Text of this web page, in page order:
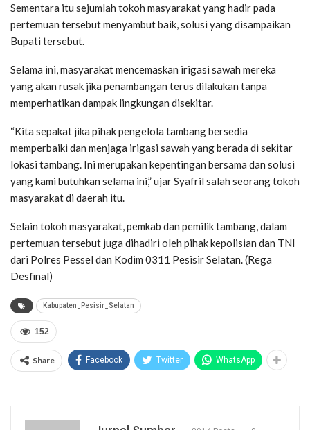
Sementara itu sejumlah tokoh masyarakat yang hadir pada
pertemuan tersebut menyambut baik, solusi yang disampaikan
Bupati tersebut.
Selama ini, masyarakat mencemaskan irigasi sawah mereka
yang akan rusak jika penambangan terus dilakukan tanpa
memperhatikan dampak lingkungan disekitar.
“Kita sepakat jika pihak pengelola tambang bersedia
memperbaiki dan menjaga irigasi sawah yang berada di sekitar
lokasi tambang. Ini merupakan kepentingan bersama dan solusi
yang kami butuhkan selama ini,” ujar Syafril salah seorang tokoh
masyarakat di daerah itu.
Selain tokoh masyarakat, pemkab dan pemilik tambang, dalam
pertemuan tersebut juga dihadiri oleh pihak kepolisian dan TNI
dari Polres Pessel dan Kodim 0311 Pesisir Selatan. (Rega
Desfinal)
Kabupaten_Pesisir_Selatan
152
Share Facebook Twitter WhatsApp